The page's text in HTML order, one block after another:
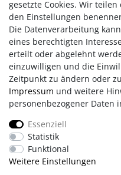
506
* inkl.
570
gesetzte Cookies. Wir
den Einstellungen
Die Datenverarbeitung
eines berechtigten
erteilt oder abgelehnt
einzuwilligen und die
Zeitpunkt zu ändern oder
Impressum und weitere
personenbezogener Daten
Essenziell
Statistik
Funktional
Weitere Einstellungen